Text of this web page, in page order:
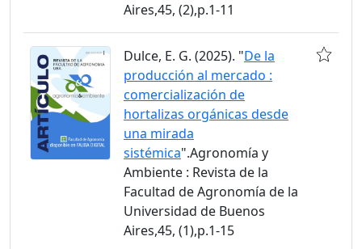
Aires,45, (2),p.1-11
Dulce, E. G. (2025). "De la
producción al mercado :
comercialización de
hortalizas orgánicas desde
una mirada
sistémica".Agronomía y
Ambiente : Revista de la
Facultad de Agronomía de la
Universidad de Buenos
Aires,45, (1),p.1-15